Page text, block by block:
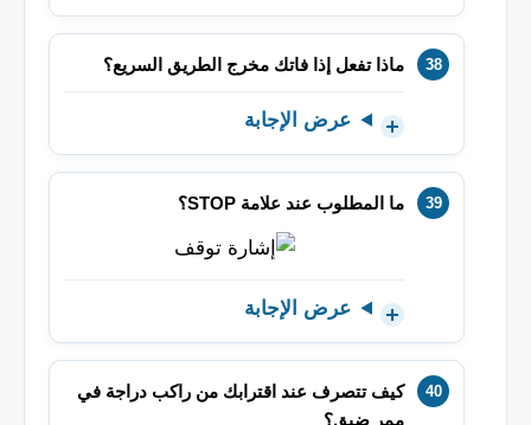
ماذا تفعل إذا فاتك مخرج الطريق السريع؟
عرض الإجابة
ما المطلوب عند علامة STOP؟
عرض الإجابة
كيف تتصرف عند اقترابك من راكب دراجة في
ممر ضيق؟